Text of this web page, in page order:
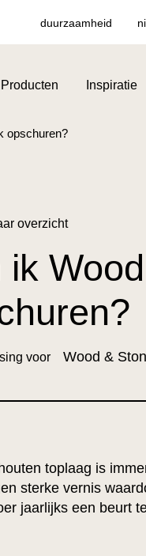
duurzaamheid
Producten Inspiratie
opschuren?
overzicht
ik
voor Wood &
toplaag is
sterke vernis
jaarlijks een beurt